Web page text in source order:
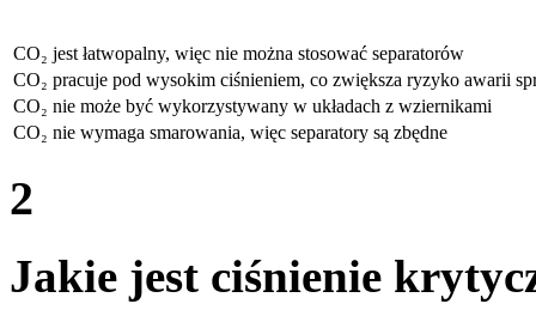
CO₂ jest łatwopalny, więc nie można stosować separatorów
CO₂ pracuje pod wysokim ciśnieniem, co zwiększa ryzyko awarii
CO₂ nie może być wykorzystywany w układach z wziernikami
CO₂ nie wymaga smarowania, więc separatory są zbędne
2
Jakie jest ciśnienie